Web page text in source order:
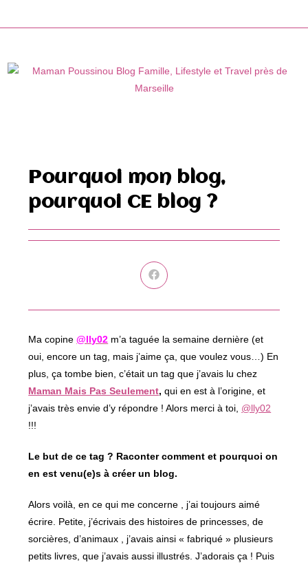
Pourquoi mon blog,
pourquoi CE blog ?
Ouvrir
dans
autre
Ma copine@lly02 m’a taguée la semaine dernière (et
oui, encore un tag, mais j’aime ça, que voulez vous…) En
plus, ça tombe bien, c’était un tag que j’avais lu chez
Maman Mais Pas Seulement, qui en est à l’origine, et
j’avais très envie d’y répondre ! Alors merci à toi, @lly02
!!!
Le but de ce tag ? Raconter comment et pourquoi on
en est venu(e)s à créer un blog.
Alors voilà, en ce qui me concerne , j’ai toujours aimé
écrire. Petite, j’écrivais des histoires de princesses, de
sorcières, d’animaux , j’avais ainsi « fabriqué » plusieurs
petits livres, que j’avais aussi illustrés. J’adorais ça ! Puis